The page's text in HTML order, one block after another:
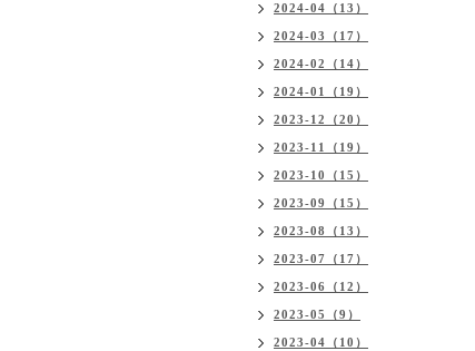
2024-04（13）
2024-03（17）
2024-02（14）
2024-01（19）
2023-12（20）
2023-11（19）
2023-10（15）
2023-09（15）
2023-08（13）
2023-07（17）
2023-06（12）
2023-05（9）
2023-04（10）